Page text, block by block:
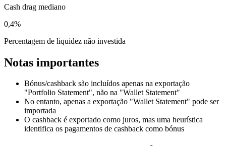
Cash drag mediano
0,4%
Percentagem de liquidez não investida
Notas importantes
Bónus/cashback são incluídos apenas na exportação
"Portfolio Statement", não na "Wallet Statement"
No entanto, apenas a exportação "Wallet Statement" pode ser
importada
O cashback é exportado como juros, mas uma heurística
identifica os pagamentos de cashback como bónus